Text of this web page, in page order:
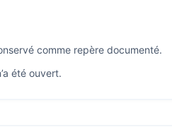
comme repère documenté.
été ouvert.